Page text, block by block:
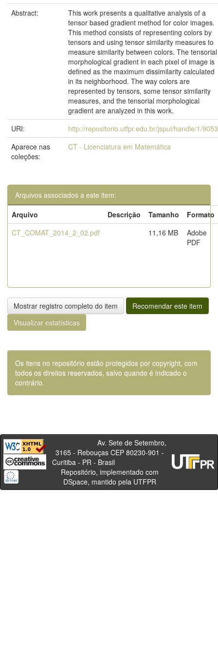
Abstract:
This work presents a qualitative analysis of a
tensor based gradient method for color images.
This method consists of representing colors by
tensors and using tensor similarity measures to
measure similarity between colors. The tensorial
morphological gradient in each pixel of image is
defined as the maximum dissimilarity calculated
in its neighborhood. The way colors are
represented by tensors, some tensor similarity
measures, and the tensorial morphological
gradient are analyzed in this work.
URI:
http://repositorio.utfpr.edu.br/jspui/handle/1/9053
Aparece nas
coleções:
CT - Licenciatura em Matemática
Arquivos associados a este item:
Arquivo
Descrição Tamanho
Formato
CT_COMAT_2014_2_02.pdf
11,16 MB
Adobe
PDF
Mostrar registro completo do item
Recomendar este item
Visualizar estatísticas
Os itens no repositório estão protegidos por copyright, com
todos os direitos reservados, salvo quando é indicado o
contrário.
Av. Sete de Setembro,
3165 - Rebouças CEP 80230-901 -
Curitiba - PR - Brasil
Repositório, implementado com
DSpace, mantido pela UTFPR